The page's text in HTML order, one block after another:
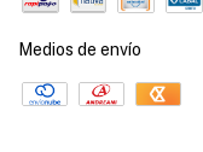
Medios de envío